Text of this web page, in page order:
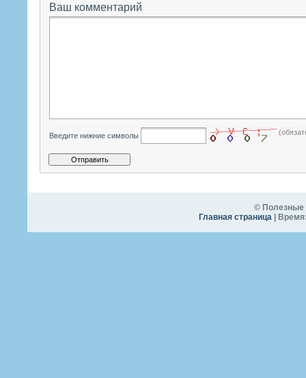
Ваш комментарий
Введите нижние символы
© Полезные
Главная страница |